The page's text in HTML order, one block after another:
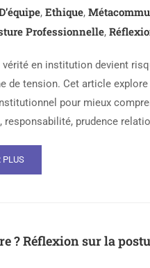
, Ethique,
Professionnelle,
vérité en institution devient
de tension. Cet article
pour mieux
responsabilité, prudence
PLUS
? Réflexion sur la